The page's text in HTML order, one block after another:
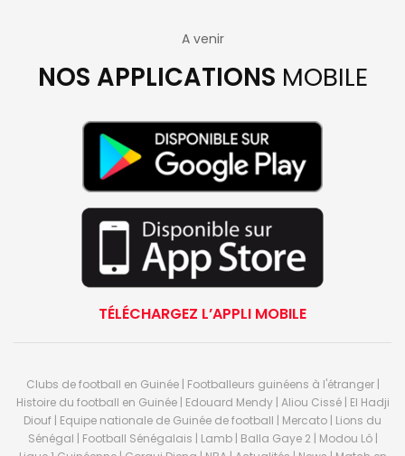
A venir
NOS APPLICATIONS MOBILE
TÉLÉCHARGEZ L’APPLI MOBILE
Clubs de football en Guinée | Footballeurs guinéens à l'étranger |
Histoire du football en Guinée | Edouard Mendy | Aliou Cissé | El Hadji
Diouf | Equipe nationale de Guinée de football | Mercato | Lions du
Sénégal | Football Sénégalais | Lamb | Balla Gaye 2 | Modou Lô |